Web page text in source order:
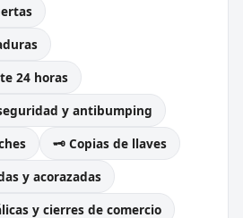
24 horas
y antibumping
🗝️ Copias de llaves
y acorazadas
y cierres de comercio